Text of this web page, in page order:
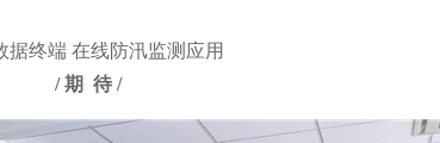
据终端 在线防汛监测应用
/ 期 待 /